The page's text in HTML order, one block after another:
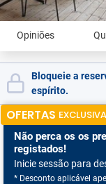
Opiniões
Bloqueie a
espírito.
OFERTAS
Não perca os os
registados!
Inicie sessão para
* Desconto aplicável